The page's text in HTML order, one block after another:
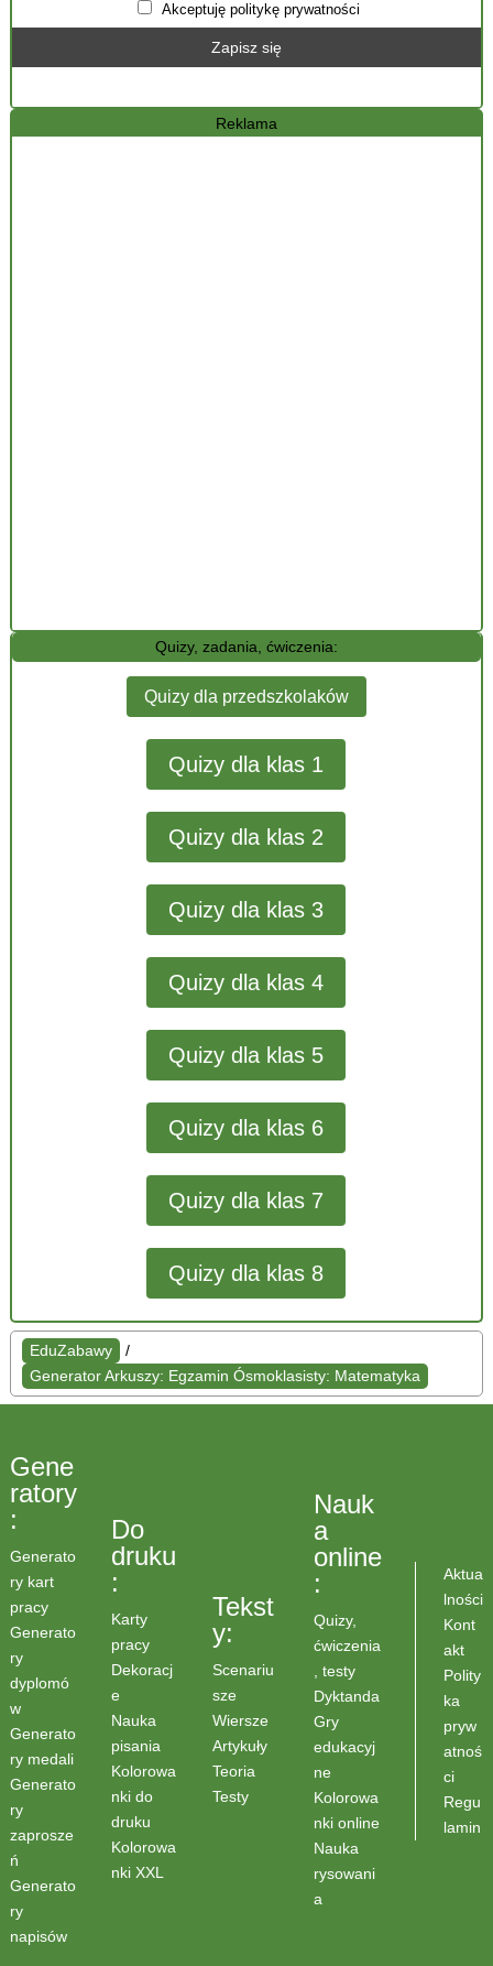
Akceptuję politykę prywatności
Reklama
Quizy, zadania, ćwiczenia:
Quizy dla przedszkolaków
Quizy dla klas 1
Quizy dla klas 2
Quizy dla klas 3
Quizy dla klas 4
Quizy dla klas 5
Quizy dla klas 6
Quizy dla klas 7
Quizy dla klas 8
EduZabawy
/
Generator Arkuszy: Egzamin Ósmoklasisty: Matematyka
Gene
ratory
:
Generato
ry kart
pracy
Generato
ry
dyplomó
w
Generato
ry medali
Generato
ry
zaprosze
ń
Generato
ry
napisów
Do
druku
:
Karty
pracy
Dekoracj
e
Nauka
pisania
Kolorowa
nki do
druku
Kolorowa
nki XXL
Tekst
y:
Scenariu
sze
Wiersze
Artykuły
Teoria
Testy
Nauk
a
online
:
Quizy,
ćwiczenia
, testy
Dyktanda
Gry
edukacyj
ne
Kolorowa
nki online
Nauka
rysowani
a
Aktua
lności
Kont
akt
Polity
ka
pryw
atnoś
ci
Regu
lamin